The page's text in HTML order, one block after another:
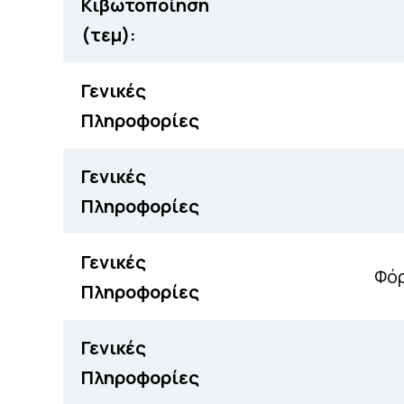
Κιβωτοποίηση
(τεμ):
Γενικές
Πληροφορίες
Γενικές
Πληροφορίες
Γενικές
Πληροφορίες
Γενικές
Πληροφορίες